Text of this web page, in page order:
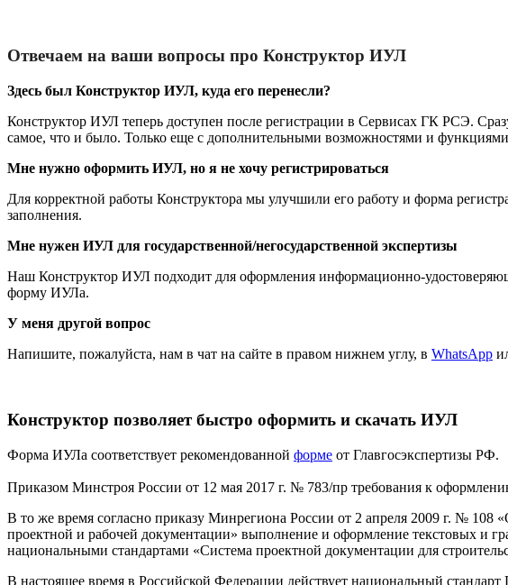
Отвечаем на ваши вопросы про Конструктор ИУЛ
Здесь был Конструктор ИУЛ, куда его перенесли?
Конструктор ИУЛ теперь доступен после регистрации в Сервисах ГК РСЭ.
самое, что и было. Только еще с дополнительными возможностями и
Мне нужно оформить ИУЛ, но я не хочу регистрироваться
Для корректной работы Конструктора мы улучшили его работу и форма
заполнения.
Мне нужен ИУЛ для государственной/негосударственной экспертизы
Наш Конструктор ИУЛ подходит для оформления информационно-
форму ИУЛа.
У меня другой вопрос
Напишите, пожалуйста, нам в чат на сайте в правом нижнем углу, в WhatsApp
Конструктор позволяет быстро оформить и скачать ИУЛ
Форма ИУЛа соответствует рекомендованной форме от Главгосэкспертизы РФ.
Приказом Минстроя России от 12 мая 2017 г. № 783/пр требования к
В то же время согласно приказу Минрегиона России от 2 апреля 2009 г. №
проектной и рабочей документации» выполнение и оформление текстовых и
национальными стандартами «Система проектной документации для
В настоящее время в Российской Федерации действует национальный